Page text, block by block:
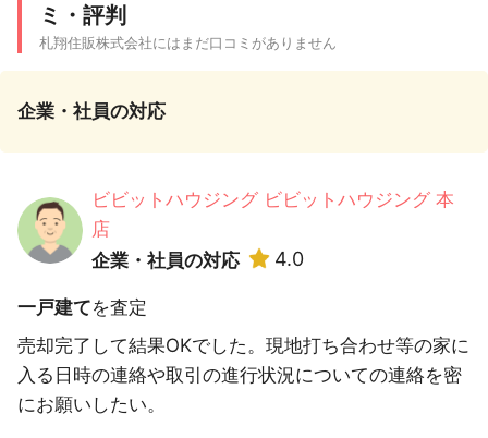
ミ・評判
札翔住販株式会社にはまだ口コミがありません
企業・社員の対応
ビビットハウジング ビビットハウジング 本
店
企業・社員の対応
4.0
一戸建てを査定
売却完了して結果OKでした。現地打ち合わせ等の家に
入る日時の連絡や取引の進行状況についての連絡を密
にお願いしたい。